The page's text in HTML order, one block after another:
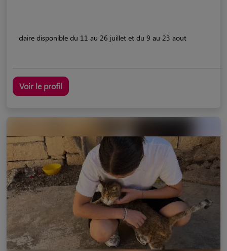
claire disponible du 11 au 26 juillet et du 9 au 23 aout
Voir le profil